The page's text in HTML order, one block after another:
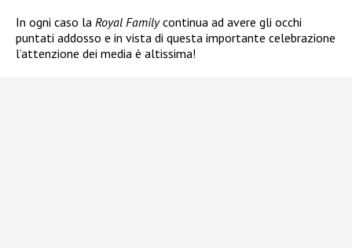
In ogni caso la Royal Familycontinua ad avere gli occhi
puntati addosso e in vista di questa importante celebrazione
l’attenzione dei media è altissima!